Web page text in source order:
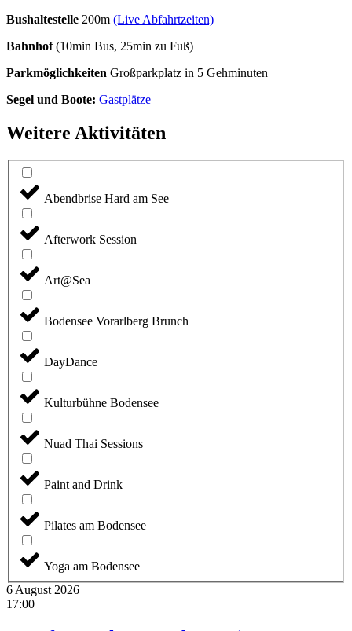
Bushaltestelle 200m (Live Abfahrtzeiten)
Bahnhof(10min Bus, 25min zu Fuß)
Parkmöglichkeiten Großparkplatz in 5 Gehminuten
Segel und Boote: Gastplätze
Weitere Aktivitäten
Abendbrise Hard am See
Afterwork Session
Art@Sea
Bodensee Vorarlberg Brunch
DayDance
Kulturbühne Bodensee
Nuad Thai Sessions
Paint and Drink
Pilates am Bodensee
Yoga am Bodensee
6 August 2026
17:00